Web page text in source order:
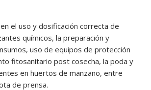
el uso y dosificación correcta de
químicos, la preparación y
uso de equipos de protección
fitosanitario post cosecha, la poda y
en huertos de manzano, entre
de prensa.